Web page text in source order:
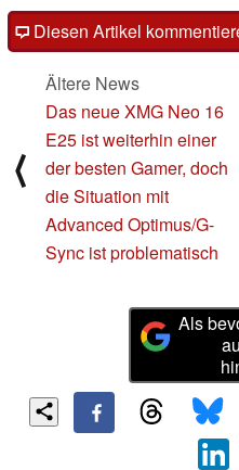
Diesen Artikel
⟨
Ältere News
Das neue XMG Neo 16
E25 ist weiterhin einer
der besten Gamer, doch
die Situation mit
Advanced Optimus/G-
Sync ist problematisch
Als